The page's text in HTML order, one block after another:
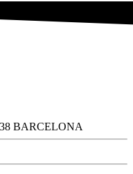
BARCELONA